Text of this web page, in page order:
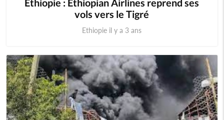
Ethiopie : Ethiopian Airlines reprend ses
vols vers le Tigré
Ethiopie il y a 3 ans